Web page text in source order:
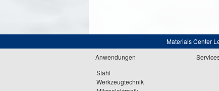
Materials Center
Anwendungen
Stahl
Werkzeugtechnik